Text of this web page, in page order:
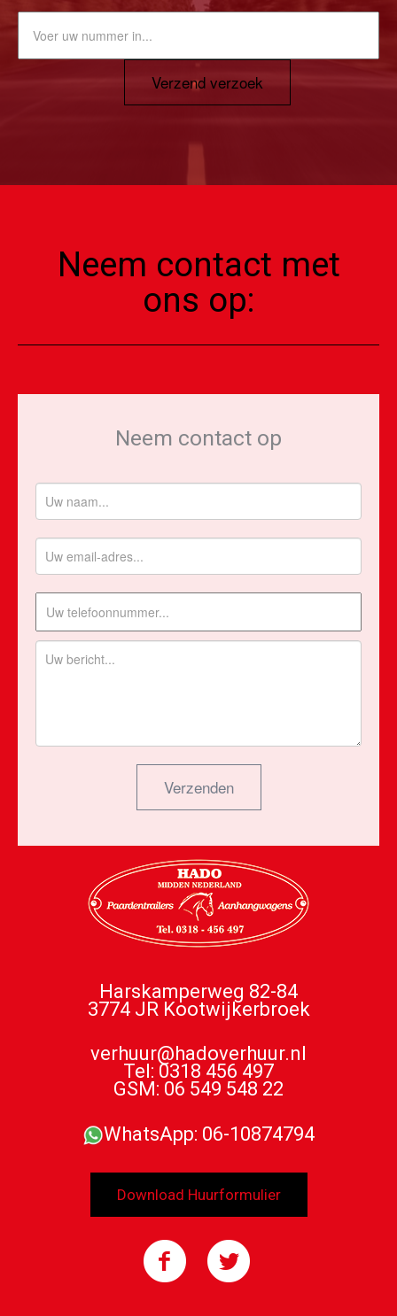
Verzend verzoek
Neem contact met
ons op:
Neem contact op
Verzenden
Harskamperweg 82-84
3774 JR Kootwijkerbroek
verhuur@hadoverhuur.nl
Tel: 0318 456 497
GSM: 06 549 548 22
WhatsApp: 06-10874794
Download Huurformulier